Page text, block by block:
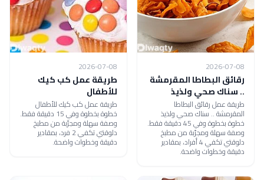
2026-07-08
رقائق البطاطا المقرمشة
.. سناك صحي ولذيذ
طريقة عمل رقائق البطاطا
المقرمشة .. سناك صحي ولذيذ
خطوة بخطوة وفي 45 دقيقة فقط.
وصفة سهلة ومجرّبة من مطبخ
دلوقتي تكفي 4 أفراد، بمقادير
دقيقة وخطوات واضحة.
2026-07-08
طريقة عمل كب كيك
للأطفال
طريقة عمل كب كيك للأطفال
خطوة بخطوة وفي 15 دقيقة فقط.
وصفة سهلة ومجرّبة من مطبخ
دلوقتي تكفي 2 فرد، بمقادير
دقيقة وخطوات واضحة.